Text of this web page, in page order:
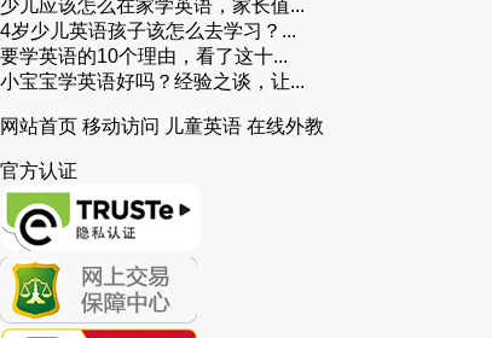
少儿应该怎么在家学英语，家长值...
4岁少儿英语孩子该怎么去学习？...
要学英语的10个理由，看了这十...
小宝宝学英语好吗？经验之谈，让...
网站首页 移动访问 儿童英语 在线外教
官方认证